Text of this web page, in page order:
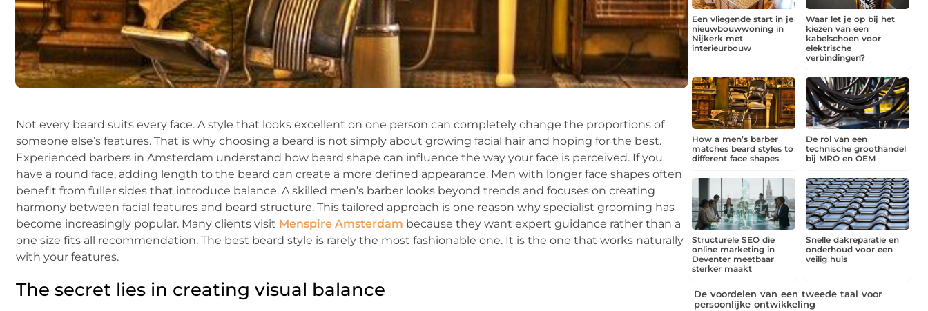
Not every beard suits every face. A style that looks excellent on one person can completely change the proportions of
someone else’s features. That is why choosing a beard is not simply about growing facial hair and hoping for the best.
Experienced barbers in Amsterdam understand how beard shape can influence the way your face is perceived. If you
have a round face, adding length to the beard can create a more defined appearance. Men with longer face shapes often
benefit from fuller sides that introduce balance. A skilled men’s barber looks beyond trends and focuses on creating
harmony between facial features and beard structure. This tailored approach is one reason why specialist grooming has
become increasingly popular. Many clients visit Menspire Amsterdam because they want expert guidance rather than a
one size fits all recommendation. The best beard style is rarely the most fashionable one. It is the one that works naturally
with your features.
The secret lies in creating visual balance
Een vliegende start in je
nieuwbouwwoning in
Nijkerk met
interieurbouw
Waar let je op bij het
kiezen van een
kabelschoen voor
elektrische
verbindingen?
How a men’s barber
matches beard styles to
different face shapes
De rol van een
technische groothandel
bij MRO en OEM
Structurele SEO die
online marketing in
Deventer meetbaar
sterker maakt
Snelle dakreparatie en
onderhoud voor een
veilig huis
De voordelen van een tweede taal voor
persoonlijke ontwikkeling